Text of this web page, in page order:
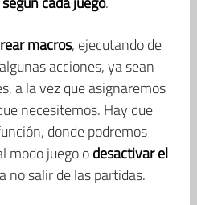
macros, ejecutando de
acciones, ya sean
a la vez que asignaremos
necesitemos. Hay que
donde podremos
modo juego odesactivar el
no salir de las partidas.